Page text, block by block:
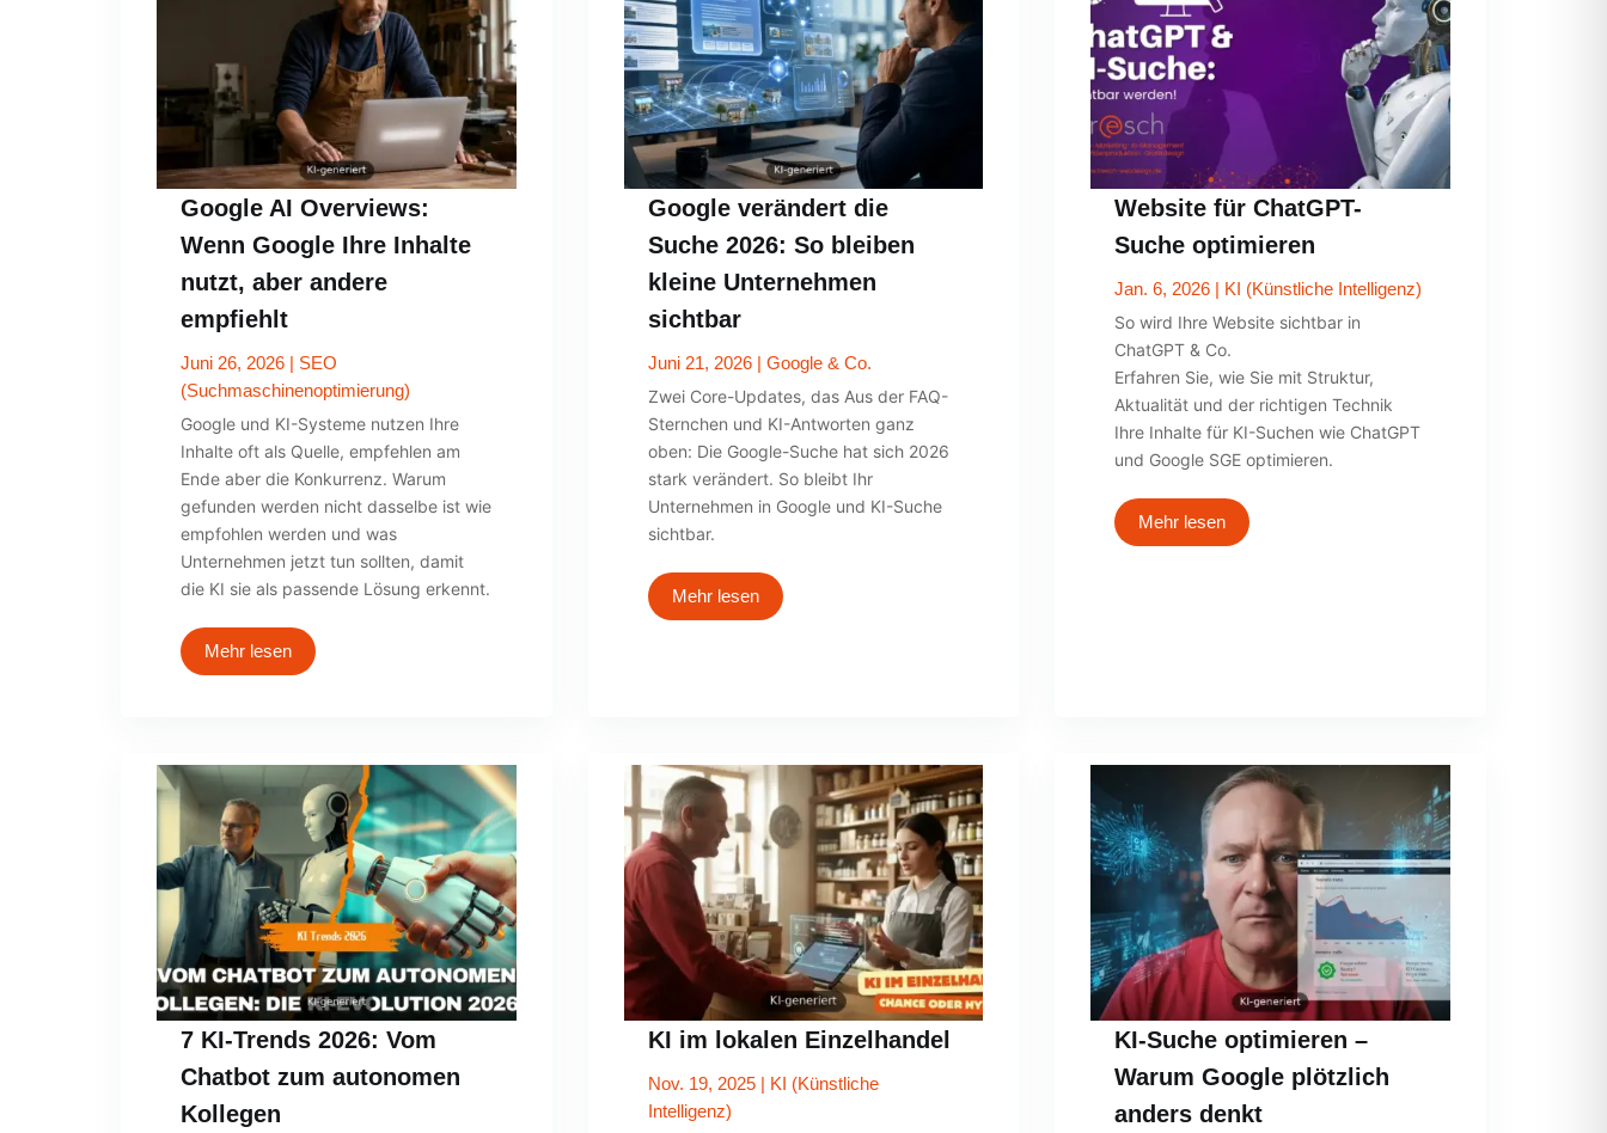
Google AI Overviews:
Wenn Google Ihre Inhalte
nutzt, aber andere
empfiehlt
Juni 26, 2026| SEO
(Suchmaschinenoptimierung)
Google und KI-Systeme nutzen Ihre
Inhalte oft als Quelle, empfehlen am
Ende aber die Konkurrenz. Warum
gefunden werden nicht dasselbe ist wie
empfohlen werden und was
Unternehmen jetzt tun sollten, damit
die KI sie als passende Lösung erkennt.
Mehr lesen
Google verändert die
Suche 2026: So bleiben
kleine Unternehmen
sichtbar
Juni 21, 2026| Google & Co.
Zwei Core-Updates, das Aus der FAQ-
Sternchen und KI-Antworten ganz
oben: Die Google-Suche hat sich 2026
stark verändert. So bleibt Ihr
Unternehmen in Google und KI-Suche
sichtbar.
Mehr lesen
Website für ChatGPT-
Suche optimieren
Jan. 6, 2026 | KI (Künstliche Intelligenz)
So wird Ihre Website sichtbar in
ChatGPT & Co.
Erfahren Sie, wie Sie mit Struktur,
Aktualität und der richtigen Technik
Ihre Inhalte für KI-Suchen wie ChatGPT
und Google SGE optimieren.
Mehr lesen
7 KI-Trends 2026: Vom
Chatbot zum autonomen
Kollegen
KI im lokalen Einzelhandel
Nov. 19, 2025| KI (Künstliche
Intelligenz)
KI-Suche optimieren –
Warum Google plötzlich
anders denkt